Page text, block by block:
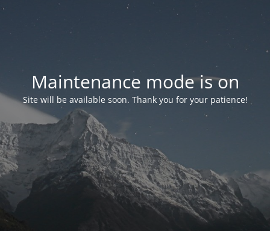
Maintenance mode is on
Site will be available soon. Thank you for your patience!